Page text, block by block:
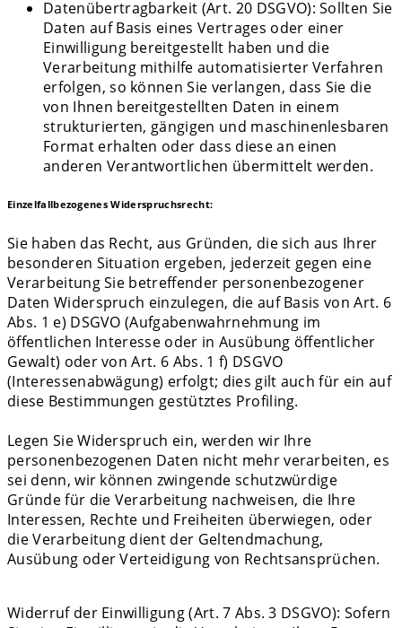
Datenübertragbarkeit (Art. 20 DSGVO): Sollten Sie
Daten auf Basis eines Vertrages oder einer
Einwilligung bereitgestellt haben und die
Verarbeitung mithilfe automatisierter Verfahren
erfolgen, so können Sie verlangen, dass Sie die
von Ihnen bereitgestellten Daten in einem
strukturierten, gängigen und maschinenlesbaren
Format erhalten oder dass diese an einen
anderen Verantwortlichen übermittelt werden.
Einzelfallbezogenes Widerspruchsrecht:
Sie haben das Recht, aus Gründen, die sich aus Ihrer
besonderen Situation ergeben, jederzeit gegen eine
Verarbeitung Sie betreffender personenbezogener
Daten Widerspruch einzulegen, die auf Basis von Art. 6
Abs. 1 e) DSGVO (Aufgabenwahrnehmung im
öffentlichen Interesse oder in Ausübung öffentlicher
Gewalt) oder von Art. 6 Abs. 1 f) DSGVO
(Interessenabwägung) erfolgt; dies gilt auch für ein auf
diese Bestimmungen gestütztes Profiling.
Legen Sie Widerspruch ein, werden wir Ihre
personenbezogenen Daten nicht mehr verarbeiten, es
sei denn, wir können zwingende schutzwürdige
Gründe für die Verarbeitung nachweisen, die Ihre
Interessen, Rechte und Freiheiten überwiegen, oder
die Verarbeitung dient der Geltendmachung,
Ausübung oder Verteidigung von Rechtsansprüchen.
Widerruf der Einwilligung (Art. 7 Abs. 3 DSGVO): Sofern